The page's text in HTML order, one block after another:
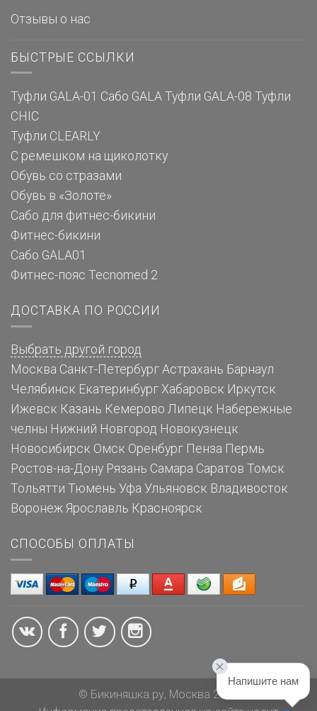
Отзывы о нас
БЫСТРЫЕ ССЫЛКИ
Туфли GALA-01 Сабо GALA Туфли GALA-08 Туфли
CHIC
Туфли CLEARLY
С ремешком на щиколотку
Обувь со стразами
Обувь в «Золоте»
Сабо для фитнес-бикини
Фитнес-бикини
Сабо GALA01
Фитнес-пояс Tecnomed 2
ДОСТАВКА ПО РОССИИ
Выбрать другой город
Москва Санкт-Петербург Астрахань Барнаул
Челябинск Екатеринбург Хабаровск Иркутск
Ижевск Казань Кемерово Липецк Набережные
челны Нижний Новгород Новокузнецк
Новосибирск Омск Оренбург Пенза Пермь
Ростов-на-Дону Рязань Самара Саратов Томск
Тольятти Тюмень Уфа Ульяновск Владивосток
Воронеж Ярославль Красноярск
СПОСОБЫ ОПЛАТЫ
© Бикиняшка.ру, Москва 2026
Напишите нам